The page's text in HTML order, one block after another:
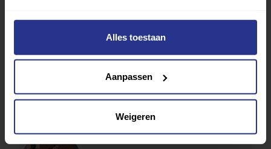
Alles toestaan
Aanpassen
Weigeren
Sporten. Ik zwem en ik roei weer en ik ga er heen op
mijn fiets. Of ik maak een tochtje langs De Rotte naar
Oud Verlaat. Dat is zo mooi, dat is genieten. En
tegelijkertijd blijf ik lekker in conditie."